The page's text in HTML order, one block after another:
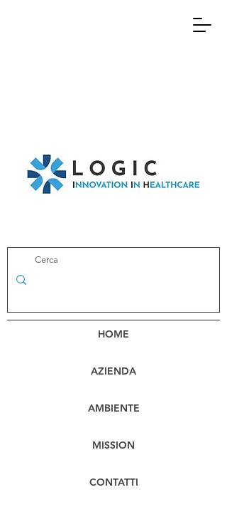
HOME
AZIENDA
AMBIENTE
MISSION
CONTATTI